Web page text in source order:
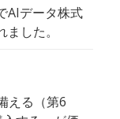
AIデータ株式
した。
える（第6